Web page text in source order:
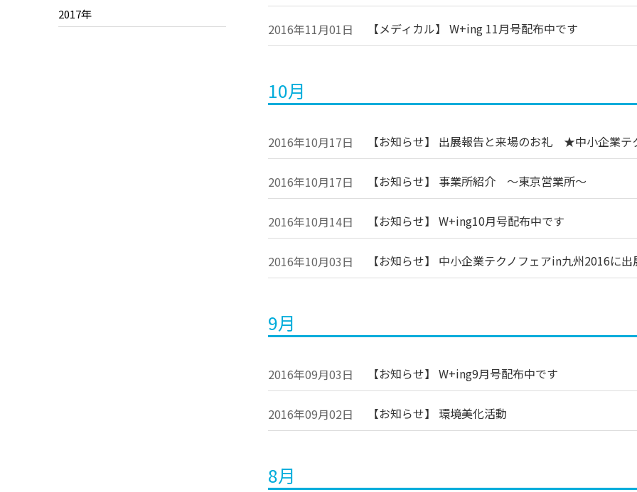
2016年11月01日 【メディカル】 W+ing 11月号配布中です
10月
2016年10月17日 【お知らせ】 出展報告と来場のお礼 ★中小企業
2016年10月17日 【お知らせ】 事業所紹介 ～東京営業所～
2016年10月14日 【お知らせ】 W+ing10月号配布中です
2016年10月03日 【お知らせ】 中小企業テクノフェアin九州2016に出
9月
2016年09月03日 【お知らせ】 W+ing9月号配布中です
2016年09月02日 【お知らせ】 環境美化活動
8月
2017年